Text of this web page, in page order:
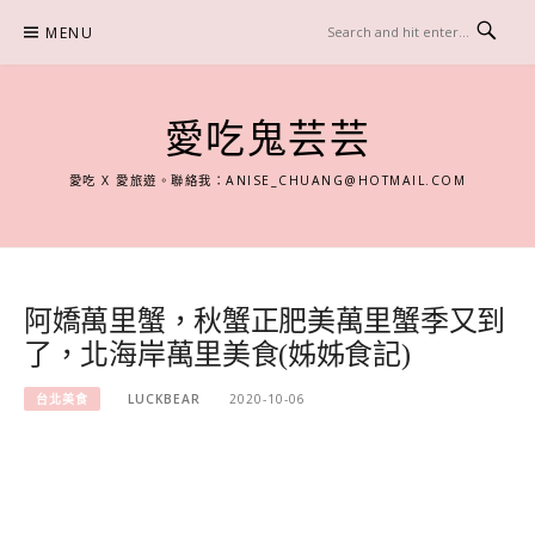
content
MENU
愛吃鬼芸芸
愛吃 X 愛旅遊。聯絡我：ANISE_CHUANG@HOTMAIL.COM
阿嬌萬里蟹，秋蟹正肥美萬里蟹季又到
了，北海岸萬里美食(姊姊食記)
台北美食 LUCKBEAR 2020-10-06